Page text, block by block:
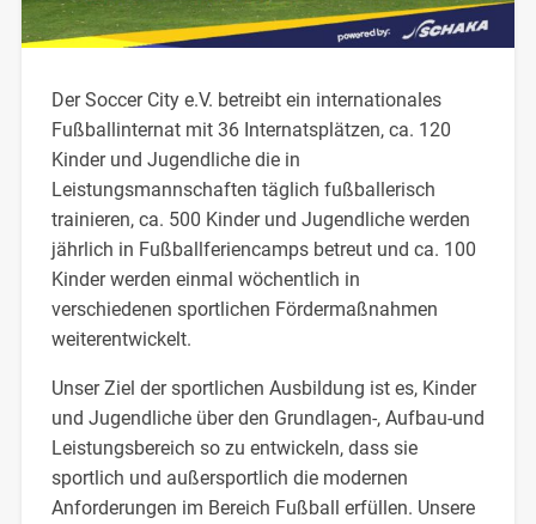
Der Soccer City e.V. betreibt ein internationales
Fußballinternat mit 36 Internatsplätzen, ca. 120
Kinder und Jugendliche die in
Leistungsmannschaften täglich fußballerisch
trainieren, ca. 500 Kinder und Jugendliche werden
jährlich in Fußballferiencamps betreut und ca. 100
Kinder werden einmal wöchentlich in
verschiedenen sportlichen Fördermaßnahmen
weiterentwickelt.
Unser Ziel der sportlichen Ausbildung ist es, Kinder
und Jugendliche über den Grundlagen-, Aufbau-und
Leistungsbereich so zu entwickeln, dass sie
sportlich und außersportlich die modernen
Anforderungen im Bereich Fußball erfüllen. Unsere